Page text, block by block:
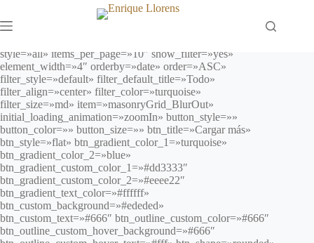
contenido
style=»all» items_per_page=»10″ show_filter=»yes»
element_width=»4″ orderby=»date» order=»ASC»
filter_style=»default» filter_default_title=»Todo»
filter_align=»center» filter_color=»turquoise»
filter_size=»md» item=»masonryGrid_BlurOut»
initial_loading_animation=»zoomIn» button_style=»»
button_color=»» button_size=»» btn_title=»Cargar más»
btn_style=»flat» btn_gradient_color_1=»turquoise»
btn_gradient_color_2=»blue»
btn_gradient_custom_color_1=»#dd3333″
btn_gradient_custom_color_2=»#eeee22″
btn_gradient_text_color=»#ffffff»
btn_custom_background=»#ededed»
btn_custom_text=»#666″ btn_outline_custom_color=»#666″
btn_outline_custom_hover_background=»#666″